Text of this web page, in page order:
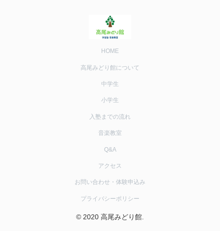
HOME
高尾みどり館について
中学生
小学生
入塾までの流れ
音楽教室
Q&A
アクセス
お問い合わせ・体験申込み
プライバシーポリシー
© 2020 高尾みどり館.